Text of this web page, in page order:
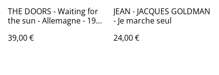
THE DOORS - Waiting for
the sun - Allemagne - 1990
42 041
39,00 €
JEAN - JACQUES GOLDMAN
- Je marche seul
24,00 €